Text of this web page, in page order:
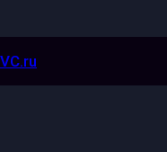
VC.ru